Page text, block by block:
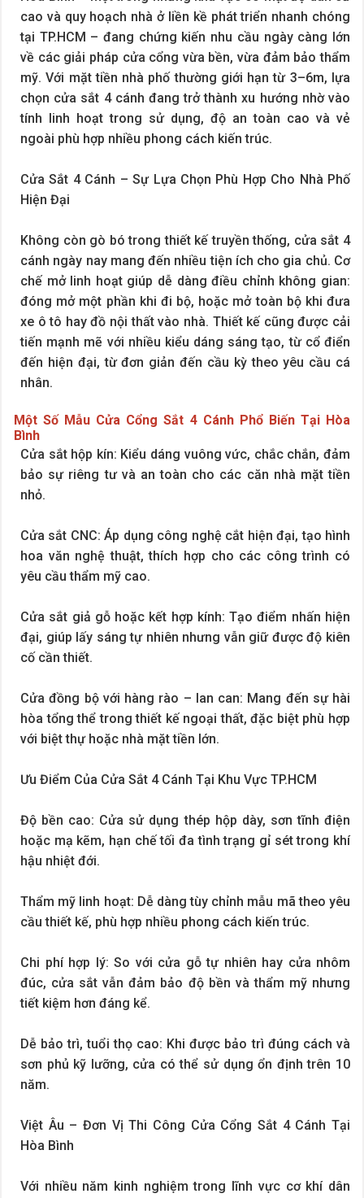
cao và quy hoạch nhà ở liền kề phát triển nhanh chóng
tại TP.HCM – đang chứng kiến nhu cầu ngày càng lớn
về các giải pháp cửa cổng vừa bền, vừa đảm bảo thẩm
mỹ. Với mặt tiền nhà phố thường giới hạn từ 3–6m, lựa
chọn cửa sắt 4 cánh đang trở thành xu hướng nhờ vào
tính linh hoạt trong sử dụng, độ an toàn cao và vẻ
ngoài phù hợp nhiều phong cách kiến trúc.
Cửa Sắt 4 Cánh – Sự Lựa Chọn Phù Hợp Cho Nhà Phố
Hiện Đại
Không còn gò bó trong thiết kế truyền thống, cửa sắt 4
cánh ngày nay mang đến nhiều tiện ích cho gia chủ. Cơ
chế mở linh hoạt giúp dễ dàng điều chỉnh không gian:
đóng mở một phần khi đi bộ, hoặc mở toàn bộ khi đưa
xe ô tô hay đồ nội thất vào nhà. Thiết kế cũng được cải
tiến mạnh mẽ với nhiều kiểu dáng sáng tạo, từ cổ điển
đến hiện đại, từ đơn giản đến cầu kỳ theo yêu cầu cá
nhân.
Một Số Mẫu Cửa Cổng Sắt 4 Cánh Phổ Biến Tại Hòa
Bình
Cửa sắt hộp kín: Kiểu dáng vuông vức, chắc chắn, đảm
bảo sự riêng tư và an toàn cho các căn nhà mặt tiền
nhỏ.
Cửa sắt CNC: Áp dụng công nghệ cắt hiện đại, tạo hình
hoa văn nghệ thuật, thích hợp cho các công trình có
yêu cầu thẩm mỹ cao.
Cửa sắt giả gỗ hoặc kết hợp kính: Tạo điểm nhấn hiện
đại, giúp lấy sáng tự nhiên nhưng vẫn giữ được độ kiên
cố cần thiết.
Cửa đồng bộ với hàng rào – lan can: Mang đến sự hài
hòa tổng thể trong thiết kế ngoại thất, đặc biệt phù hợp
với biệt thự hoặc nhà mặt tiền lớn.
Ưu Điểm Của Cửa Sắt 4 Cánh Tại Khu Vực TP.HCM
Độ bền cao: Cửa sử dụng thép hộp dày, sơn tĩnh điện
hoặc mạ kẽm, hạn chế tối đa tình trạng gỉ sét trong khí
hậu nhiệt đới.
Thẩm mỹ linh hoạt: Dễ dàng tùy chỉnh mẫu mã theo yêu
cầu thiết kế, phù hợp nhiều phong cách kiến trúc.
Chi phí hợp lý: So với cửa gỗ tự nhiên hay cửa nhôm
đúc, cửa sắt vẫn đảm bảo độ bền và thẩm mỹ nhưng
tiết kiệm hơn đáng kể.
Dễ bảo trì, tuổi thọ cao: Khi được bảo trì đúng cách và
sơn phủ kỹ lưỡng, cửa có thể sử dụng ổn định trên 10
năm.
Việt Âu – Đơn Vị Thi Công Cửa Cổng Sắt 4 Cánh Tại
Hòa Bình
Với nhiều năm kinh nghiệm trong lĩnh vực cơ khí dân